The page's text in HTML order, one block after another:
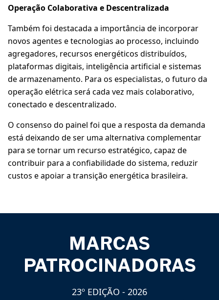
Operação Colaborativa e Descentralizada
Também foi destacada a importância de incorporar
novos agentes e tecnologias ao processo, incluindo
agregadores, recursos energéticos distribuídos,
plataformas digitais, inteligência artificial e sistemas
de armazenamento. Para os especialistas, o futuro da
operação elétrica será cada vez mais colaborativo,
conectado e descentralizado.
O consenso do painel foi que a resposta da demanda
está deixando de ser uma alternativa complementar
para se tornar um recurso estratégico, capaz de
contribuir para a confiabilidade do sistema, reduzir
custos e apoiar a transição energética brasileira.
MARCAS
PATROCINADORAS
23º EDIÇÃO - 2026